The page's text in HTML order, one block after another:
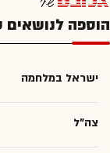
הוספה לנושאים
ישראל במלחמה
צה"ל